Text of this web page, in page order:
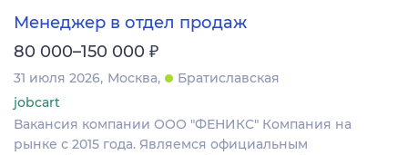
Менеджер в отдел продаж
80 000–150 000 ₽
31 июля 2026 Москва
Братиславская
jobcart
Вакансия компании ООО "ФЕНИКС" Компания на
рынке с 2015 года. Являемся официальным